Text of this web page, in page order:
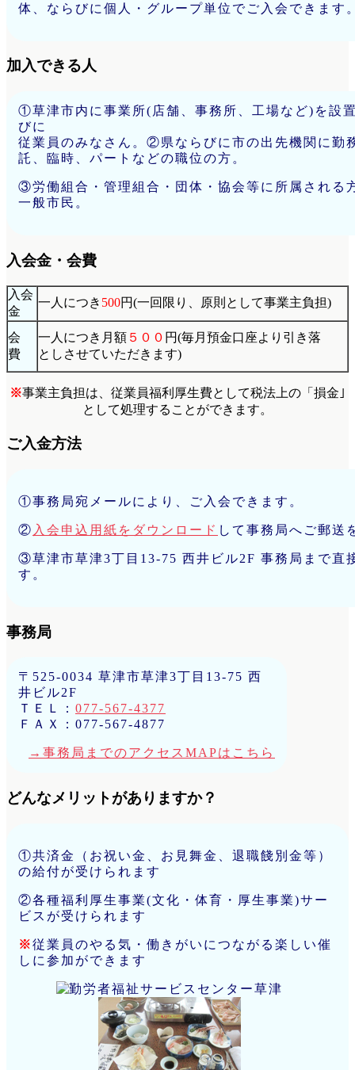
体、ならびに個人・グループ単位でご入会できます
加入できる人
①草津市内に事業所(店舗、事務所、工場など)を設
びに
従業員のみなさん。②県ならびに市の出先機関に勤
託、臨時、パートなどの職位の方。
③労働組合・管理組合・団体・協会等に所属される
一般市民。
入会金・会費
入会
金
一人につき 500円(一回限り、原則として事業主負担)
会
費
一人につき月額 ５００ 円(毎月預金口座より引き落
としさせていただきます)
※事業主負担は、従業員福利厚生費として税法上の「損金｣
として処理することができます。
ご入金方法
①事務局宛メールにより、ご入会できます。
② 入会申込用紙をダウンロード して事務局へご郵送
③草津市草津3丁目13-75 西井ビル2F 事務局まで直
す。
事務局
〒525-0034 草津市草津3丁目13-75 西
井ビル2F
ＴＥＬ： 077-567-4377
ＦＡＸ：077-567-4877
→事務局までのアクセスMAPはこちら
どんなメリットがありますか？
①共済金（お祝い金、お見舞金、退職餞別金等）
の給付が受けられます
②各種福利厚生事業(文化・体育・厚生事業)サー
ビスが受けられます
※従業員のやる気・働きがいにつながる楽しい催
しに参加ができます